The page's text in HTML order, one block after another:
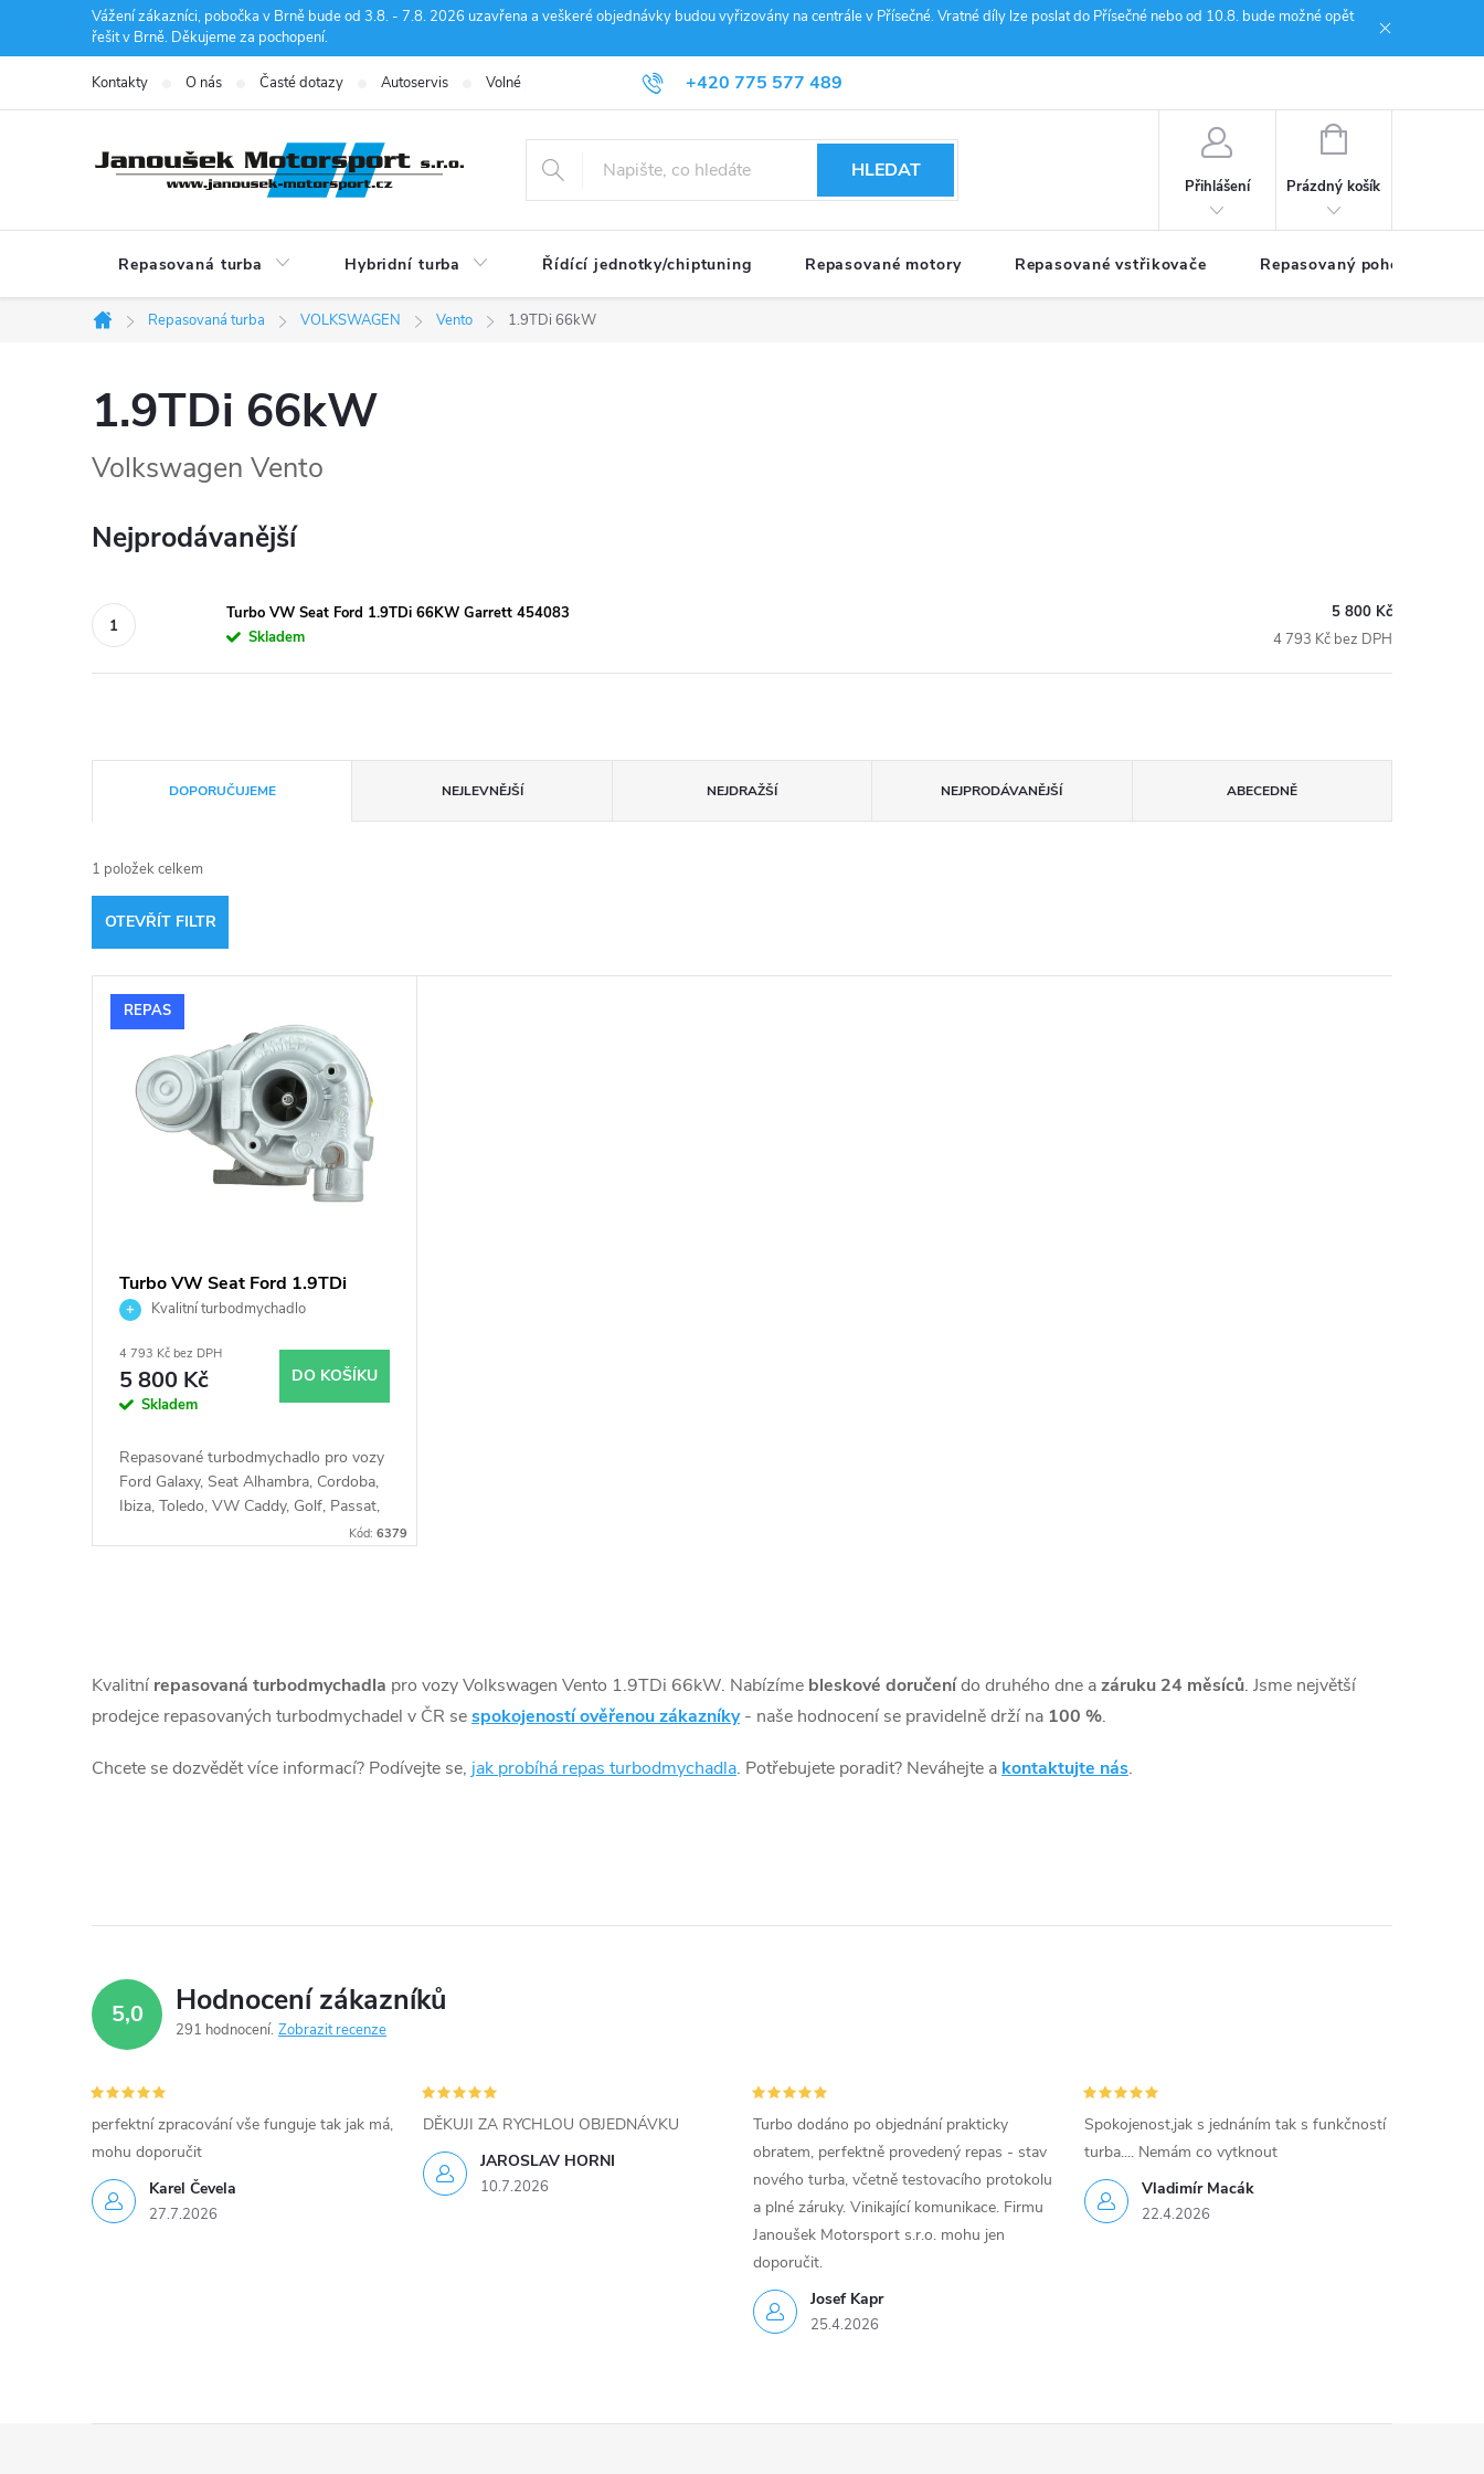
Vážení zákazníci, pobočka v Brně bude od 3.8. - 7.8. 2026 uzavřena a veškeré objednávky budou vyřizovány na centrále v Přísečné. Vratné díly lze poslat do Přísečné nebo od 10.8. bude možné opět
řešit v Brně. Děkujeme za pochopení.
+420 775 577 489
info@janousek-motorsport.cz
Kontakty O nás Časté dotazy Autoservis Volné pozice Obchodní podmínky Reklamace
HLEDAT
Přihlášení
NÁKUPNÍ
Prázdný košík
Repasovaná turba Hybridní turba Řídící jednotky/chiptuning Repasované motory Repasované vstřikovače Repasovaný pohon TDM
Domů
Repasovaná turba VOLKSWAGEN Vento 1.9TDi 66kW
1.9TDi 66kW
Volkswagen Vento
Nejprodávanější
Turbo VW Seat Ford 1.9TDi 66KW Garrett 454083
Skladem
5 800 Kč
4 793 Kč bez DPH
a
z
e
n
DOPORUČUJEME NEJLEVNĚJŠÍ NEJDRAŽŠÍ NEJPRODÁVANĚJŠÍ ABECEDNĚ
1 položek celkem
OTEVŘÍT FILTR
V
k
ů
REPAS
Turbo VW Seat Ford 1.9TDi
66KW Garrett 454083
Kvalitní turbodmychadlo
4 793 Kč bez DPH
5 800 Kč
Skladem
DO KOŠÍKU
Repasované turbodmychadlo pro vozy
Ford Galaxy, Seat Alhambra, Cordoba,
Ibiza, Toledo, VW Caddy, Golf, Passat,
Kód:6379
v
l
á
í
p
r
k
y
v
u
Kvalitní repasovaná turbodmychadla pro vozy Volkswagen Vento 1.9TDi 66kW. Nabízíme bleskové doručenído druhého dne azáruku 24 měsíců. Jsme největší
prodejce repasovaných turbodmychadel v ČR sespokojeností ověřenou zákazníky - naše hodnocení se pravidelně drží na 100 %.
Chcete se dozvědět více informací? Podívejte se, jak probíhá repas turbodmychadla. Potřebujete poradit? Neváhejte a kontaktujte nás.
5,0 Hodnocení zákazníků
291 hodnocení Zobrazit recenze
Karel Čevela
27.7.2026
perfektní zpracování vše funguje tak jak má,
mohu doporučit
JAROSLAV HORNI
10.7.2026
DĚKUJI ZA RYCHLOU OBJEDNÁVKU
Josef Kapr
25.4.2026
Turbo dodáno po objednání prakticky
obratem, perfektně provedený repas - stav
nového turba, včetně testovacího protokolu
a plné záruky. Vinikající komunikace. Firmu
Janoušek Motorsport s.r.o. mohu jen
doporučit.
Vladimír Macák
22.4.2026
Spokojenost,jak s jednáním tak s funkčností
turba.... Nemám co vytknout